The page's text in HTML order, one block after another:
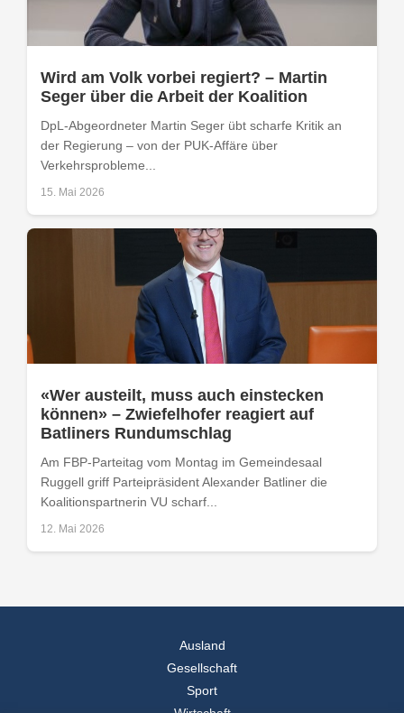
Wird am Volk vorbei regiert? – Martin
Seger über die Arbeit der Koalition
DpL-Abgeordneter Martin Seger übt scharfe Kritik an
der Regierung – von der PUK-Affäre über
Verkehrsprobleme...
15. Mai 2026
«Wer austeilt, muss auch einstecken
können» – Zwiefelhofer reagiert auf
Batliners Rundumschlag
Am FBP-Parteitag vom Montag im Gemeindesaal
Ruggell griff Parteipräsident Alexander Batliner die
Koalitionspartnerin VU scharf...
12. Mai 2026
Ausland
Gesellschaft
Sport